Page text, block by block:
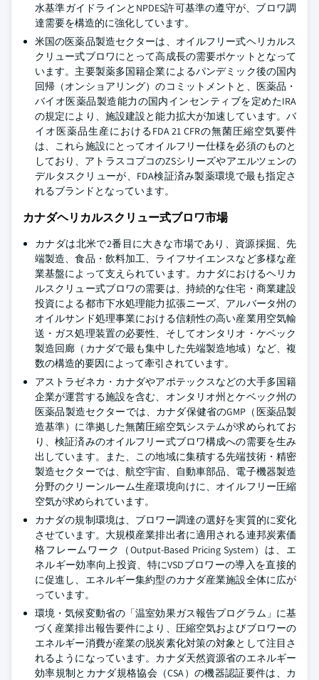
水基準ガイドラインとNPDES許可基準の遵守が、ブロワ調
達需要を構造的に強化しています。
米国の医薬品製造セクターは、オイルフリー式ヘリカルス
クリュー式ブロワにとって高成長の需要ポケットとなって
います。主要製薬多国籍企業によるパンデミック後の国内
回帰（オンショアリング）のコミットメントと、医薬品・
バイオ医薬品製造能力の国内インセンティブを定めたIRA
の規定により、施設建設と能力拡大が加速しています。バ
イオ医薬品生産におけるFDA 21 CFRの無菌圧縮空気要件
は、これら施設にとってオイルフリー仕様を必須のものと
しており、アトラスコプコのZSシリーズやアエルツェンの
デルタスクリューが、FDA検証済み製薬環境で最も指定さ
れるブランドとなっています。
カナダヘリカルスクリュー式ブロワ市場
カナダは北米で2番目に大きな市場であり、資源採掘、先
端製造、食品・飲料加工、ライフサイエンスなど多様な産
業基盤によって支えられています。カナダにおけるヘリカ
ルスクリュー式ブロワの需要は、持続的な住宅・商業建設
投資による都市下水処理能力拡張ニーズ、アルバータ州の
オイルサンド処理事業における信頼性の高い産業用空気輸
送・ガス処理装置の必要性、そしてオンタリオ・ケベック
製造回廊（カナダで最も集中した先端製造地域）など、複
数の構造的要因によって牽引されています。
アストラゼネカ・カナダやアポテックスなどの大手多国籍
企業が運営する施設を含む、オンタリオ州とケベック州の
医薬品製造セクターでは、カナダ保健省のGMP（医薬品製
造基準）に準拠した無菌圧縮空気システムが求められてお
り、検証済みのオイルフリー式ブロワ構成への需要を生み
出しています。また、この地域に集積する先端技術・精密
製造セクターでは、航空宇宙、自動車部品、電子機器製造
分野のクリーンルーム生産環境向けに、オイルフリー圧縮
空気が求められています。
カナダの規制環境は、ブロワー調達の選好を実質的に変化
させています。大規模産業排出者に適用される連邦炭素価
格フレームワーク（Output-Based Pricing System）は、エ
ネルギー効率向上投資、特にVSDブロワーの導入を直接的
に促進し、エネルギー集約型のカナダ産業施設全体に広が
っています。
環境・気候変動省の「温室効果ガス報告プログラム」に基
づく産業排出報告要件により、圧縮空気およびブロワーの
エネルギー消費が産業の脱炭素化対策の対象として注目さ
れるようになっています。カナダ天然資源省のエネルギー
効率規制とカナダ規格協会（CSA）の機器認証要件は、カ